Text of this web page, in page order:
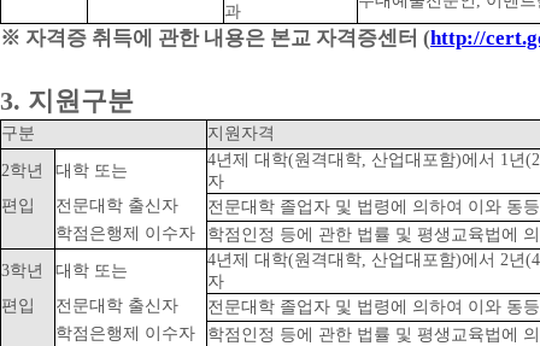
과
※ 자격증 취득에 관한 내용은 본교 자격증센터 (http://
3. 지원구분
구분 지원자격
2학년 대학 또는
4년제 대학(원격대학, 산업대포함)에서 1년
자
편입
전문대학 출신자
전문대학 졸업자 및 법령에 의하여 이와 동
학점은행제 이수자
학점인정 등에 관한 법률 및 평생교육법에
3학년
대학 또는
4년제 대학(원격대학, 산업대포함)에서 2년
자
편입
전문대학 출신자
전문대학 졸업자 및 법령에 의하여 이와 동
학점은행제 이수자
학점인정 등에 관한 법률 및 평생교육법에